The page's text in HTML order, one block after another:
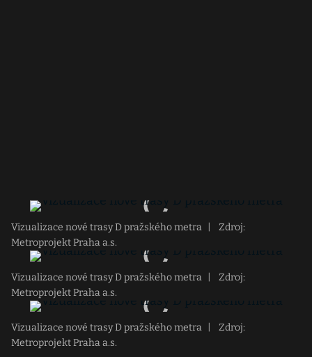
Vizualizace nové trasy D pražského metra
Zdroj:
Metroprojekt Praha a.s.
Vizualizace nové trasy D pražského metra
Zdroj:
Metroprojekt Praha a.s.
Vizualizace nové trasy D pražského metra
Zdroj:
Metroprojekt Praha a.s.